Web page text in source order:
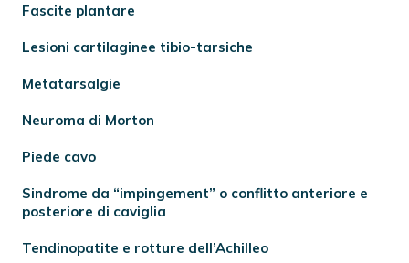
Fascite plantare
Lesioni cartilaginee tibio-tarsiche
Metatarsalgie
Neuroma di Morton
Piede cavo
Sindrome da “impingement” o conflitto anteriore e
posteriore di caviglia
Tendinopatite e rotture dell’Achilleo